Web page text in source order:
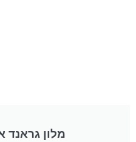
מלון גראנד